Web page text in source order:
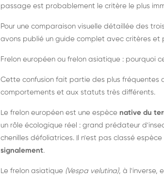
passage est probablement le critère le plus
Pour une comparaison visuelle détaillée des
avons publié un guide complet avec critères et
Frelon européen ou frelon asiatique : pourquoi
Cette confusion fait partie des plus fréquentes
comportements et aux statuts très différents.
Le frelon européen est une espèce native du
un rôle écologique réel : grand prédateur
chenilles défoliatrices. Il n'est pas classé
signalement.
Le frelon asiatique (Vespa velutina), à l'inverse,